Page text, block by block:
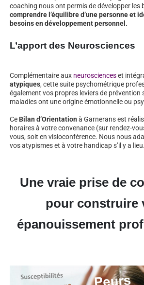
coaching nous ont permis de développer les
comprendre l’équilibre d’une personne et
besoins en développement personnel.
L’apport des Neurosciences
Complémentaire aux neuroscienceset
atypiques, cette suite psychométrique
également vos propres leviers de prévention
maladies ont une origine émotionnelle ou
Ce Bilan d’Orientation à Garnerans est
horaires à votre convenance (sur rendez-
vous, soit en visioconférence. Nous nous
vos atypismes et à votre handicap s’il y a lieu.
Une vraie prise de
pour construire
épanouissement